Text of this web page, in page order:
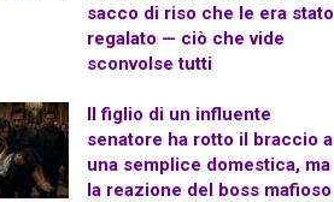
sacco di riso che le era stato
regalato — ciò che vide
sconvolse tutti
Il figlio di un influente
senatore ha rotto il braccio a
una semplice domestica, ma
la reazione del boss mafioso